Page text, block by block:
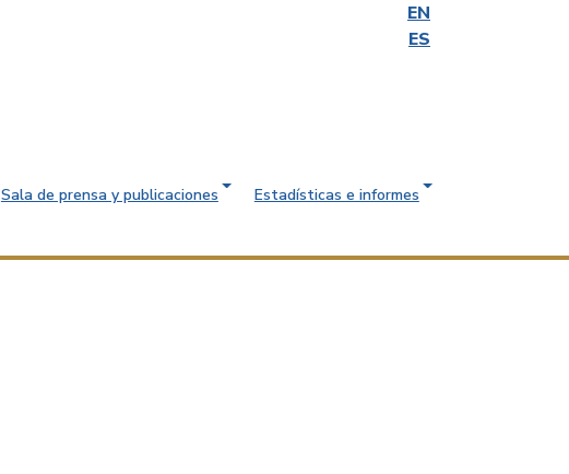
EN
ES
Sala de prensa y publicaciones
Estadísticas e informes